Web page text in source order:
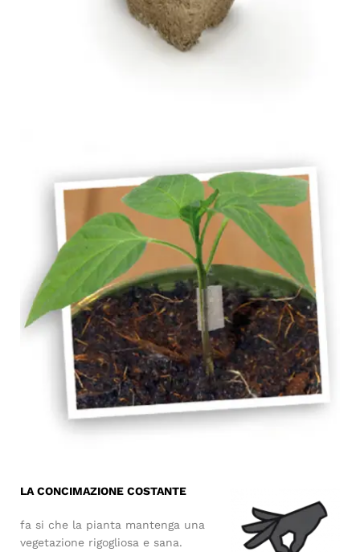
LA CONCIMAZIONE COSTANTE
fa si che la pianta mantenga una
vegetazione rigogliosa e sana.